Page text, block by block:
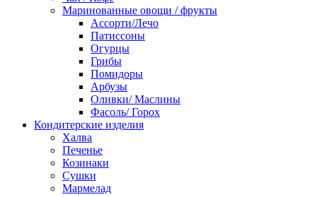
Маринованные овощи / фрукты
Ассорти/Лечо
Патиссоны
Огурцы
Грибы
Помидоры
Арбузы
Оливки/ Маслины
Фасоль/ Горох
Кондитерские изделия
Халва
Печенье
Козинаки
Сушки
Мармелад